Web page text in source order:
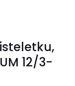
12/3-